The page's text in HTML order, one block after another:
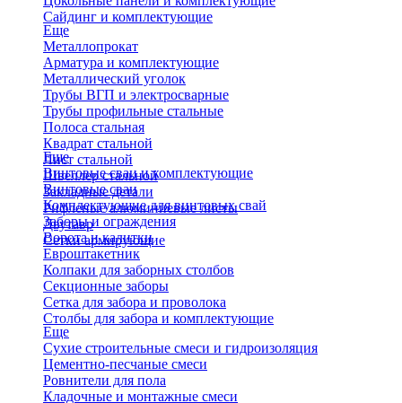
Сайдинг и комплектующие
Еще
Металлопрокат
Арматура и комплектующие
Металлический уголок
Трубы ВГП и электросварные
Трубы профильные стальные
Полоса стальная
Квадрат стальной
Лист стальной
Швеллер стальной
Закладные детали
Рифленые алюминиевые листы
Двутавр
Сетки армирующие
Еще
Винтовые сваи и комплектующие
Винтовые сваи
Комплектующие для винтовых свай
Заборы и ограждения
Ворота и калитки
Евроштакетник
Колпаки для заборных столбов
Секционные заборы
Сетка для забора и проволока
Столбы для забора и комплектующие
Еще
Сухие строительные смеси и гидроизоляция
Цементно-песчаные смеси
Ровнители для пола
Кладочные и монтажные смеси